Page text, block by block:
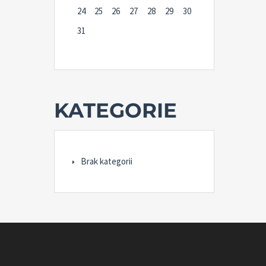
24
25 26 27 28 29
30
31
KATEGORIE
Brak kategorii